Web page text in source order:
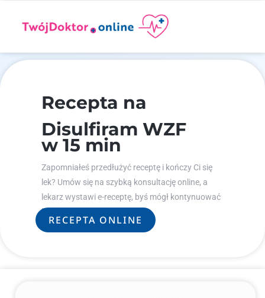
Recepta na
Disulfiram WZF
w 15 min
Zapomniałeś przedłużyć receptę i kończy Ci się
lek? Umów się na szybką konsultację online, a
lekarz wystawi e-receptę, byś mógł kontynuować
leczenie.
RECEPTA ONLINE